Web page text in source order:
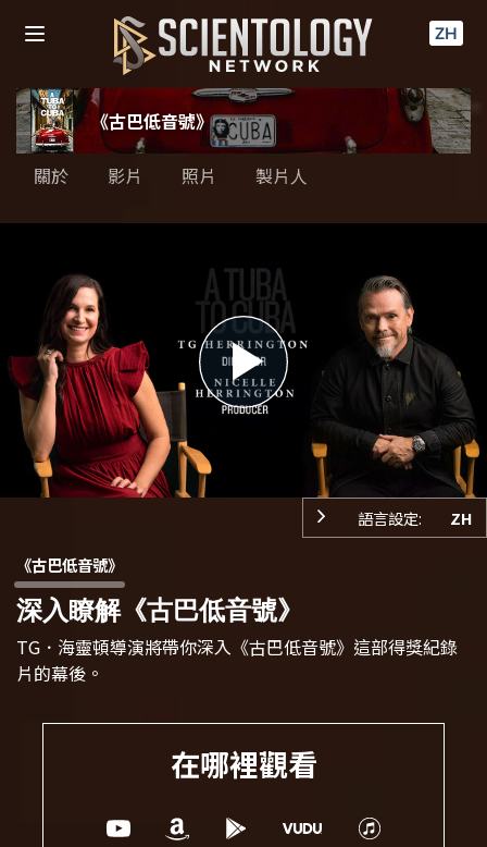
ZH
《古巴低音號》
關於 影片 照片 製片人
Play
Video
語言設定: ZH
《古巴低音號》
深入瞭解《古巴低音號》
TG．海靈頓導演將帶你深入《古巴低音號》 這部得獎紀錄
片的幕後。
在哪裡觀看